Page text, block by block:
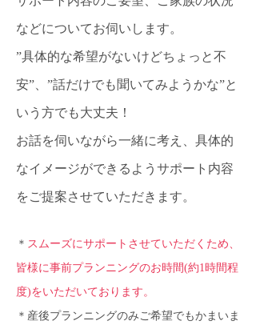
などについてお伺いします。
”具体的な希望がないけどちょっと不
安”、”話だけでも聞いてみようかな”と
いう方でも大丈夫！
お話を伺いながら一緒に考え、具体的
なイメージができるようサポート内容
をご提案させていただきます。
＊ スムーズにサポートさせていただくため、
皆様に事前プランニングのお時間(約1時間程
度)をいただいております。
＊産後プランニングのみご希望でもかまいま